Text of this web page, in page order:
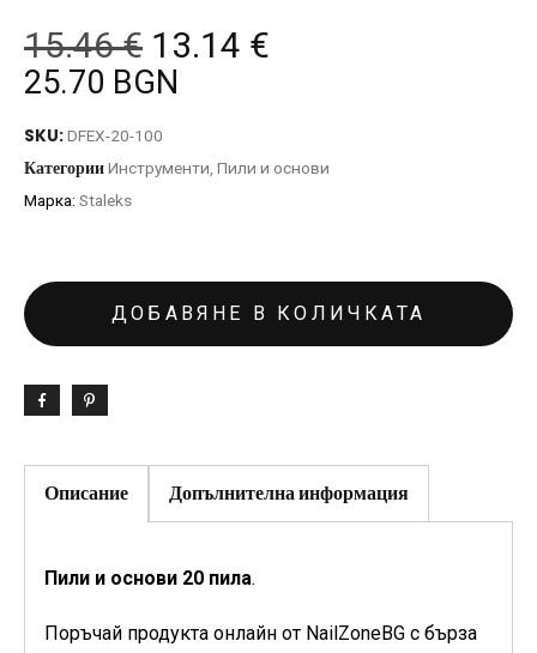
15.46€ 13.14 €
25.70 BGN
SKU:DFEX-20-100
КатегорииИнструменти Пили и основи
Марка: Staleks
ДОБАВЯНЕ В КОЛИЧКАТА
Описание Допълнителна информация
Пили и основи 20 пила.
Поръчай продукта онлайн от NailZoneBG с бърза